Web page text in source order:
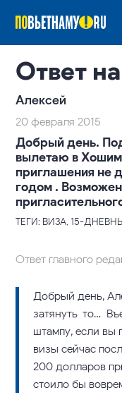
Ответ
Алексей
20 февраля 2015
Добрый день.
вылетаю в
приглашения не
годом .
ТЕГИ: ВИЗА, 15-
Ответ главного
Добрый день,
затянуть-то…
штампу, если вы
визы сейчас
200 долларов
стоило бы